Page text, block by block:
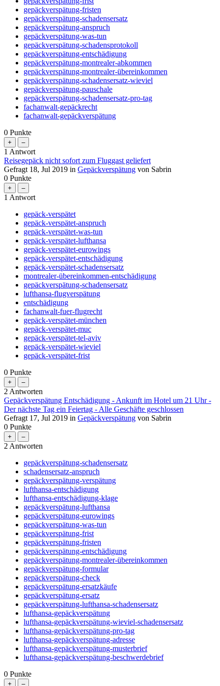
gepäckverspätung-fristen
gepäckverspätung-schadensersatz
gepäckverspätung-anspruch
gepäckverspätung-was-tun
gepäckverspätung-schadensprotokoll
gepäckverspätung-entschädigung
gepäckverspätung-montrealer-abkommen
gepäckverspätung-montrealer-übereinkommen
gepäckverspätung-schadensersatz-wieviel
gepäckverspätung-pauschale
gepäckverspätung-schadensersatz-pro-tag
fachanwalt-gepäckrecht
fachanwalt-gepäckverspätung
0 Punkte
1 Antwort
Reisegepäck nicht sofort zum Fluggast geliefert
Gefragt 18, Jul 2019 in Gepäckverspätung von Sabrin
0 Punkte
1 Antwort
gepäck-verspätet
gepäck-verspätet-anspruch
gepäck-verspätet-was-tun
gepäck-verspätet-lufthansa
gepäck-verspätet-eurowings
gepäck-verspätet-entschädigung
gepäck-verspätet-schadensersatz
montrealer-übereinkommen-entschädigung
gepäckverspätung-schadensersatz
lufthansa-flugverspätung
entschädigung
fachanwalt-fuer-flugrecht
gepäck-verspätet-münchen
gepäck-verspätet-muc
gepäck-verspätet-tel-aviv
gepäck-verspätet-wieviel
gepäck-verspätet-frist
0 Punkte
2 Antworten
Gepäckverspätung Entschädigung - Ankunft im Hotel um 21 Uhr -
Der nächste Tag ein Feiertag - Alle Geschäfte geschlossen
Gefragt 17, Jul 2019 in Gepäckverspätung von Sabrin
0 Punkte
2 Antworten
gepäckverspätung-schadensersatz
schadensersatz-anspruch
gepäckverspätung-verspätung
lufthansa-entschädigung
lufthansa-entschädigung-klage
gepäckverspätung-lufthansa
gepäckverspätung-eurowings
gepäckverspätung-was-tun
gepäckverspätung-frist
gepäckverspätung-fristen
gepäckverspätung-entschädigung
gepäckverspätung-montrealer-übereinkommen
gepäckverspätung-formular
gepäckverspätung-check
gepäckverspätung-ersatzkäufe
gepäckverspätung-ersatz
gepäckverspätung-lufthansa-schadensersatz
lufthansa-gepäckverspätung
lufthansa-gepäckverspätung-wieviel-schadensersatz
lufthansa-gepäckverspätung-pro-tag
lufthansa-gepäckverspätung-adresse
lufthansa-gepäckverspätung-musterbrief
lufthansa-gepäckverspätung-beschwerdebrief
0 Punkte